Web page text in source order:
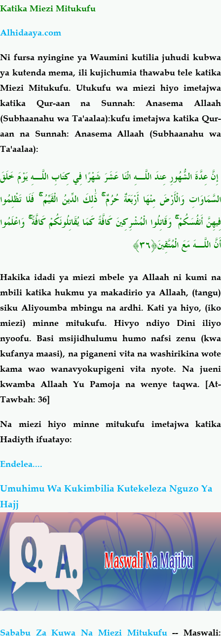
Katika Miezi Mitukufu
Alhidaaya.com
Ni fursa nyingine ya Waumini kutilia juhudi kubwa
ya kutenda mema, ili kujichumia thawabu tele katika
Miezi Mitukufu. Utukufu wa miezi hiyo imetajwa
katika Qur-aan na Sunnah: Anasema Allaah
(Subhaanahu wa Ta'aalaa):kufu imetajwa katika Qur-
aan na Sunnah: Anasema Allaah (Subhaanahu wa
Ta'aalaa):
إِنَّ عِدَّةَ الشُّهُورِ عِندَ اللَّـهِ اثْنَا عَشَرَ شَهْرًا فِي كِتَابِ اللَّـهِ يَوْمَ خَلَقَ
السَّمَاوَاتِ وَالْأَرْضَ مِنْهَا أَرْبَعَةٌ حُرُمٌ ۚ ذَٰلِكَ الدِّينُ الْقَيِّمُ ۚ فَلَا تَظْلِمُوا
فِيهِنَّ أَنفُسَكُمْ ۚ وَقَاتِلُوا الْمُشْرِكِينَ كَافَّةً كَمَا يُقَاتِلُونَكُمْ كَافَّةً ۚ وَاعْلَمُوا
أَنَّ اللَّـهَ مَعَ الْمُتَّقِينَ﴿٣٦﴾
Hakika idadi ya miezi mbele ya Allaah ni kumi na
mbili katika hukmu ya makadirio ya Allaah, (tangu)
siku Aliyoumba mbingu na ardhi. Kati ya hiyo, (iko
miezi) minne mitukufu. Hivyo ndiyo Dini iliyo
nyoofu. Basi msijidhulumu humo nafsi zenu (kwa
kufanya maasi), na piganeni vita na washirikina wote
kama wao wanavyokupigeni vita nyote. Na jueni
kwamba Allaah Yu Pamoja na wenye taqwa. [At-
Tawbah: 36]
Na miezi hiyo minne mitukufu imetajwa katika
Hadiyth ifuatayo:
Endelea....
Umuhimu Wa Kukimbilia Kutekeleza Nguzo Ya
Hajj
Sababu Za Kuwa Na Miezi Mitukufu-- Maswali: